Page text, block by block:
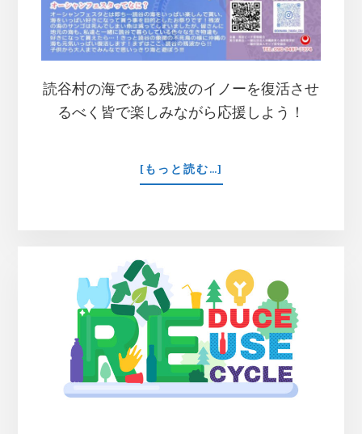
読谷村の海である残波のイノーを復活させ
るべく皆で楽しみながら応援しよう！
[もっと読む…]
【10
延
期
と
な
り
ま
し
た】